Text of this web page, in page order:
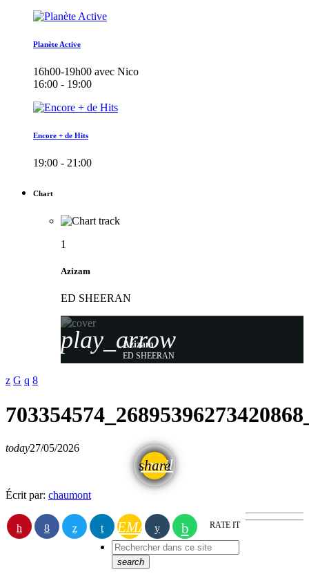
Planète Active
16h00-19h00 avec Nico
16:00 - 19:00
Encore + de Hits
19:00 - 21:00
Chart
1
Azizam
ED SHEERAN
play_arrow
Azizam
ED SHEERAN
today27/05/2026
share
email
Écrit par: chaumont
EMAIL RATE IT
search